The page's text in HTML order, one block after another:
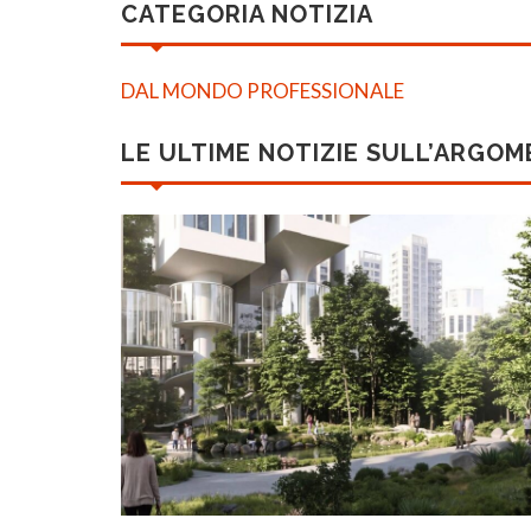
CATEGORIA NOTIZIA
DAL MONDO PROFESSIONALE
LE ULTIME NOTIZIE